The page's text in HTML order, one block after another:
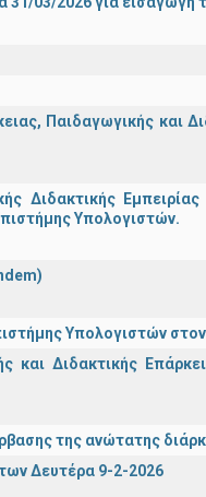
Παιδαγωγικής και
Διδακτικής
Υπολογιστών.
Υπολογιστών στον
Διδακτικής
της ανώτατης
Δευτέρα 9-2-2026